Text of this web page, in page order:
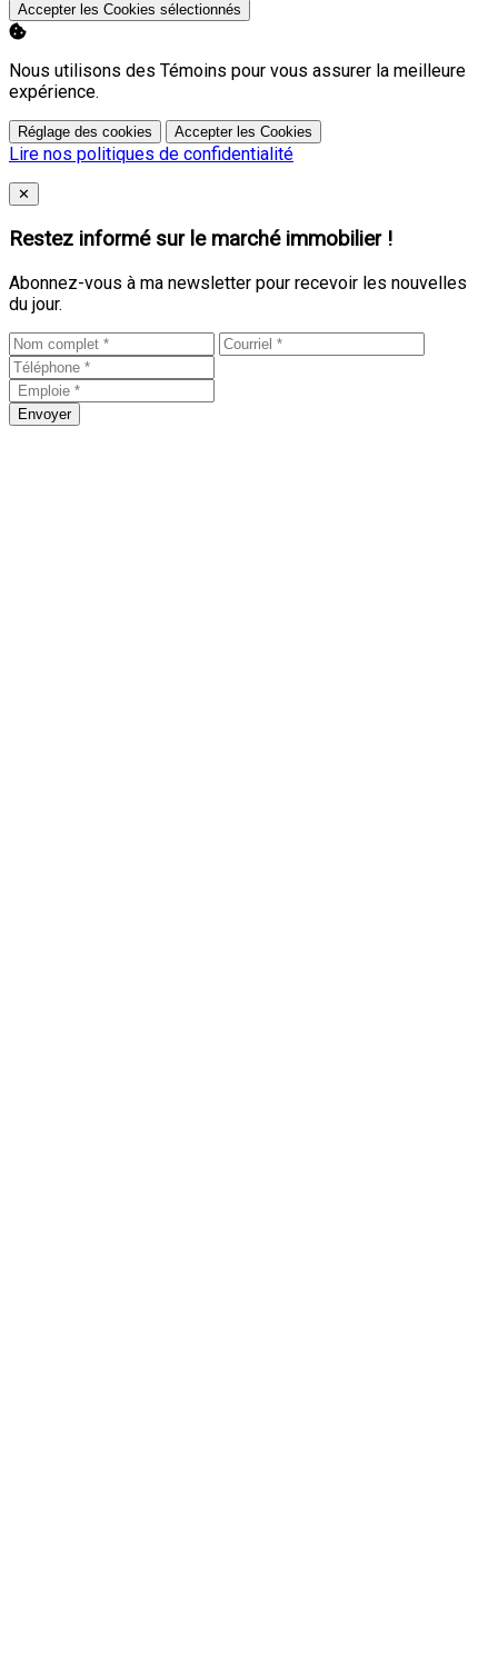
Accepter les Cookies sélectionnés
Nous utilisons des Témoins pour vous assurer la meilleure
expérience.
Réglage des cookies Accepter les Cookies
Lire nos politiques de confidentialité
Close
✕
Restez informé sur le marché immobilier !
Abonnez-vous à ma newsletter pour recevoir les nouvelles
du jour.
Envoyer